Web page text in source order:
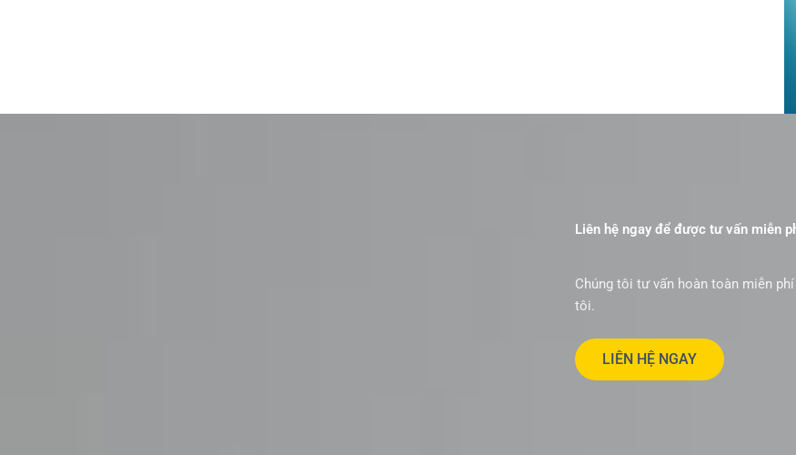
Liên hệ ngay để được tư vấn miễn
Chúng tôi tư vấn hoàn toàn miễn
tôi.
LIÊN HỆ NGAY